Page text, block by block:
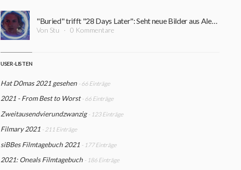
"Buried" trifft "28 Days Later": Seht neue Bilder aus Alexandre Ajas Netflix-Film "Oxygen"
Von Stu 0 Kommentare
USER-LISTEN
Hat D0mas 2021 gesehen - 66 Einträge
2021 - From Best to Worst - 66 Einträge
Zweitausendvierundzwanzig - 123 Einträge
Filmary 2021 - 211 Einträge
siBBes Filmtagebuch 2021 - 177 Einträge
2021: Oneals Filmtagebuch - 186 Einträge